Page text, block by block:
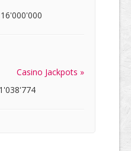
Casino Jackpots »